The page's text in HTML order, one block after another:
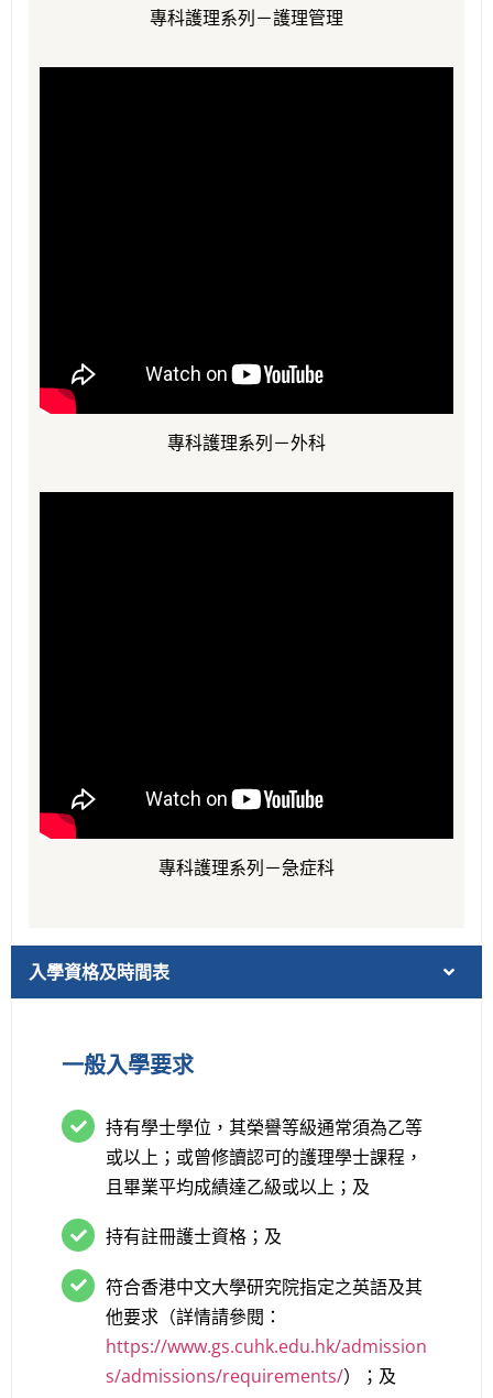
專科護理系列－護理管理
專科護理系列－外科
專科護理系列－急症科
入學資格及時間表
一般入學要求
持有學士學位，其榮譽等級通常須為乙等
或以上；或曾修讀認可的護理學士課程，
且畢業平均成績達乙級或以上；及
持有註冊護士資格；及
符合香港中文大學研究院指定之英語及其
他要求（詳情請參閱：
https://www.gs.cuhk.edu.hk/admission
s/admissions/requirements/）；及